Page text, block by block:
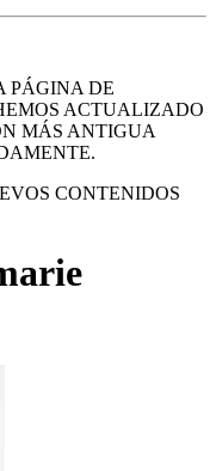
PÁGINA DE
ACTUALIZADO
MÁS ANTIGUA
CONTENIDOS